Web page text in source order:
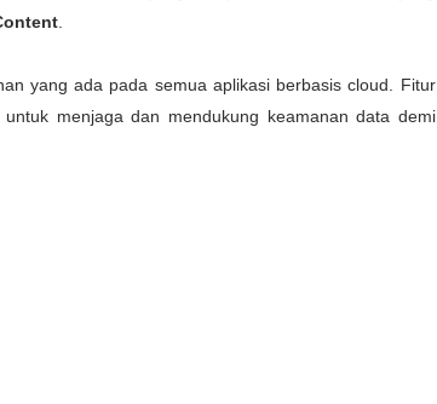
yang ada pada semua aplikasi berbasis cloud. Fitur
menjaga dan mendukung keamanan data demi